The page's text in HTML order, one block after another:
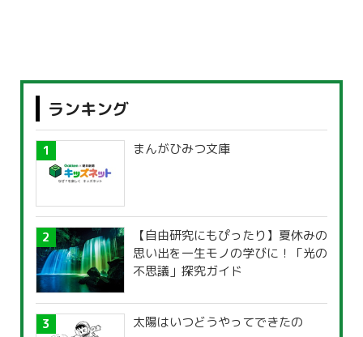
ランキング
まんがひみつ文庫
【自由研究にもぴったり】夏休みの
思い出を一生モノの学びに！「光の
不思議」探究ガイド
太陽はいつどうやってできたの